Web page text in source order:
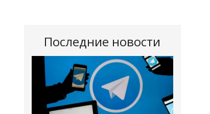
Последние новости